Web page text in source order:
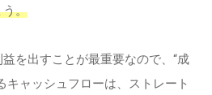
う。
を出すことが最重要なので、“成
キャッシュフローは、ストレート